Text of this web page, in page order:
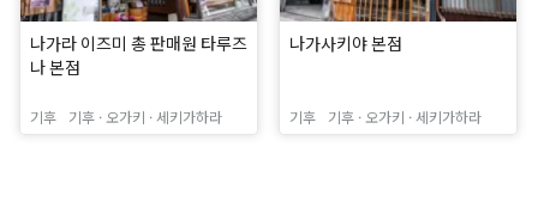
나가라 이즈미 총 판매원 타루즈
나 본점
기후 기후 · 오가키 · 세키가하라
나가사키야 본점
기후 기후 · 오가키 · 세키가하라